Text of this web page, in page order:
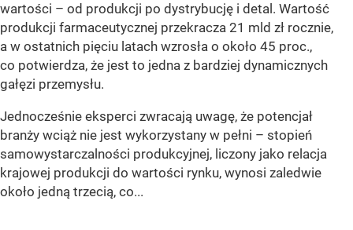
wartości – od produkcji po dystrybucję i detal. Wartość
produkcji farmaceutycznej przekracza 21 mld zł rocznie,
a w ostatnich pięciu latach wzrosła o około 45 proc.,
co potwierdza, że jest to jedna z bardziej dynamicznych
gałęzi przemysłu.
Jednocześnie eksperci zwracają uwagę, że potencjał
branży wciąż nie jest wykorzystany w pełni – stopień
samowystarczalności produkcyjnej, liczony jako relacja
krajowej produkcji do wartości rynku, wynosi zaledwie
około jedną trzecią, co...